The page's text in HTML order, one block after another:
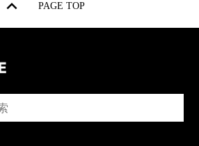
PAGE TOP